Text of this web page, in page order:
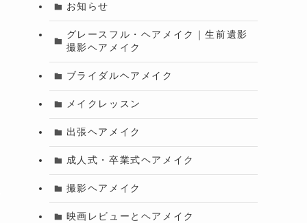
お知らせ
グレースフル・ヘアメイク｜生前遺影
撮影ヘアメイク
ブライダルヘアメイク
メイクレッスン
出張ヘアメイク
成人式・卒業式ヘアメイク
撮影ヘアメイク
映画レビューとヘアメイク